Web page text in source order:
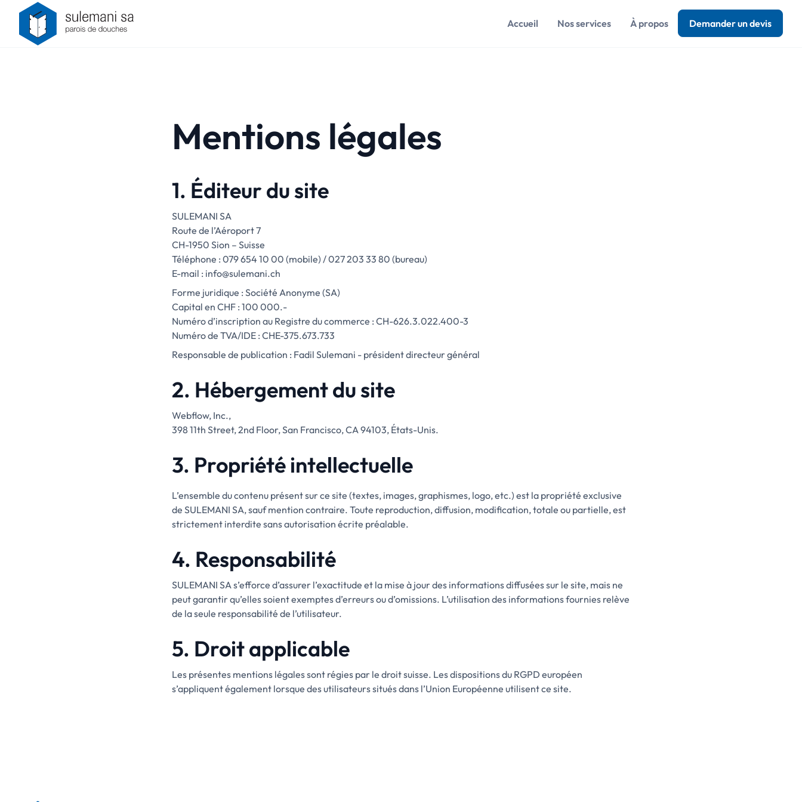
Accueil Nos services À propos Demander un devis
Mentions légales
1. Éditeur du site
SULEMANI SA
Route de l’Aéroport 7
CH-1950 Sion – Suisse
Téléphone : 079 654 10 00 (mobile) / 027 203 33 80 (bureau)
E-mail : info@sulemani.ch
Forme juridique : Société Anonyme (SA)
Capital en CHF : 100 000.-
Numéro d’inscription au Registre du commerce : CH-626.3.022.400-3
Numéro de TVA/IDE : CHE-375.673.733
Responsable de publication : Fadil Sulemani - président directeur général
2. Hébergement du site
Webflow, Inc.,
398 11th Street, 2nd Floor, San Francisco, CA 94103, États-Unis.
3. Propriété intellectuelle
L’ensemble du contenu présent sur ce site (textes, images, graphismes, logo, etc.) est la propriété exclusive
de SULEMANI SA, sauf mention contraire. Toute reproduction, diffusion, modification, totale ou partielle, est
strictement interdite sans autorisation écrite préalable.
4. Responsabilité
SULEMANI SA s’efforce d’assurer l’exactitude et la mise à jour des informations diffusées sur le site, mais ne
peut garantir qu’elles soient exemptes d’erreurs ou d’omissions. L’utilisation des informations fournies relève
de la seule responsabilité de l’utilisateur.
5. Droit applicable
Les présentes mentions légales sont régies par le droit suisse. Les dispositions du RGPD européen
s’appliquent également lorsque des utilisateurs situés dans l’Union Européenne utilisent ce site.